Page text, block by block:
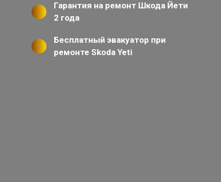
Гарантия на ремонт Шкода Йети
2 года
Бесплатный эвакуатор при
ремонте Skoda Yeti